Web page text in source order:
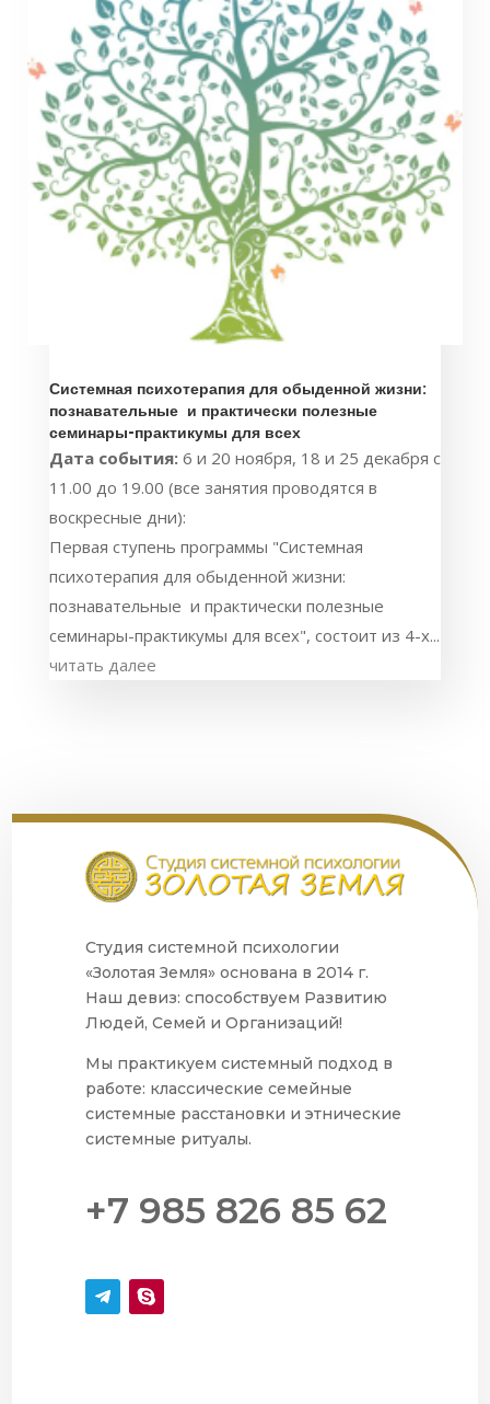
Системная психотерапия для обыденной жизни:
познавательные и практически полезные
семинары-практикумы для всех
Дата события: 6 и 20 ноября, 18 и 25 декабря с
11.00 до 19.00 (все занятия проводятся в
воскресные дни):
Первая ступень программы "Системная
психотерапия для обыденной жизни:
познавательные и практически полезные
семинары-практикумы для всех", состоит из 4-х...
читать далее
Студия системной психологии
«Золотая Земля» основана в 2014 г.
Наш девиз: способствуем Развитию
Людей, Семей и Организаций!
Мы практикуем системный подход в
работе: классические семейные
системные расстановки и этнические
системные ритуалы.
+7 985 826 85 62